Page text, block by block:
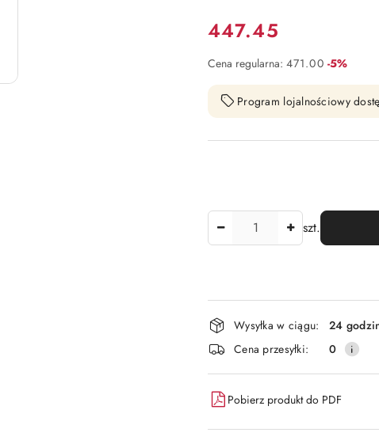
Cena:
447.45
Cena regularna: 471.00 Rabat:
-5%
Program lojalnościowy
szt.
Dostępność
i
dostawa
Wysyłka w ciągu:
24
Cena przesyłki:
0
Pobierz produkt do PDF